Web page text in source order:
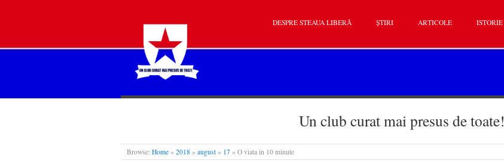
STEAUA LIBERĂ
DESPRE STEAUA LIBERĂ ȘTIRI ARTICOLE ISTORIE
Un club curat mai presus de toate!
Browse: Home » 2018 » august » 17 » O viata in 10 minute